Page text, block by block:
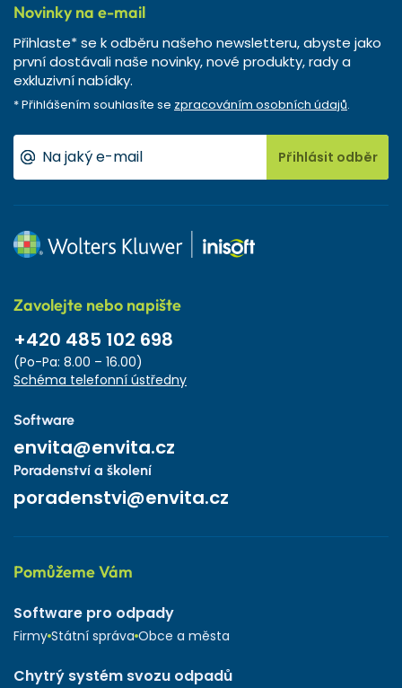
Novinky na e-mail
Přihlaste* se k odběru našeho newsletteru, abyste jako
první dostávali naše novinky, nové produkty, rady a
exkluzivní nabídky.
* Přihlášením souhlasíte se zpracováním osobních údajů.
Přihlásit odběr
Zavolejte nebo napište
+420 485 102 698
(Po-Pa: 8.00 – 16.00)
Schéma telefonní ústředny
Software
envita@envita.cz
Poradenství a školení
poradenstvi@envita.cz
Pomůžeme Vám
Software pro odpady
Firmy Státní správa Obce a města
Chytrý systém svozu odpadů